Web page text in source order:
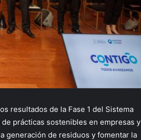
resultados de la Fase 1 del Sistema
prácticas sostenibles en empresas y
generación de residuos y fomentar la